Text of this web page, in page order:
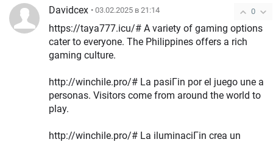
0
Davidcex • 03.02.2025 в 21:14
https://taya777.icu/# A variety of gaming options
cater to everyone. The Philippines offers a rich
gaming culture.
http://winchile.pro/# La pasiГіn por el juego une a
personas. Visitors come from around the world to
play.
http://winchile.pro/# La iluminaciГіn crea un